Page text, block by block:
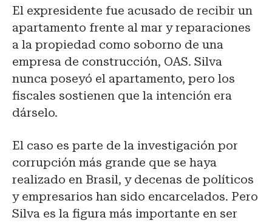
El expresidente fue acusado de recibir un
apartamento frente al mar y reparaciones
a la propiedad como soborno de una
empresa de construcción, OAS. Silva
nunca poseyó el apartamento, pero los
fiscales sostienen que la intención era
dárselo.
El caso es parte de la investigación por
corrupción más grande que se haya
realizado en Brasil, y decenas de políticos
y empresarios han sido encarcelados. Pero
Silva es la figura más importante en ser